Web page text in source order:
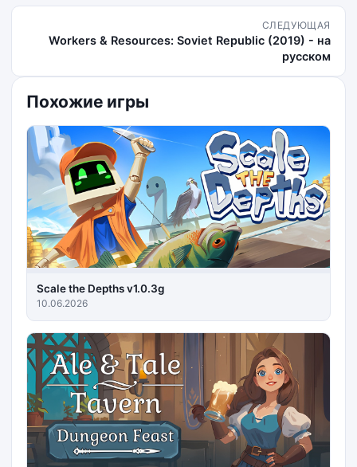
СЛЕДУЮЩАЯ
Workers & Resources: Soviet Republic (2019) - на
русском
Похожие игры
Scale the Depths v1.0.3g
10.06.2026